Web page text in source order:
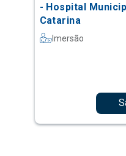
- Hospital
Catarina
Imersão